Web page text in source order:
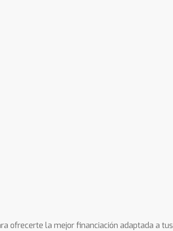
ofrecerte la mejor financiación adaptada a tus